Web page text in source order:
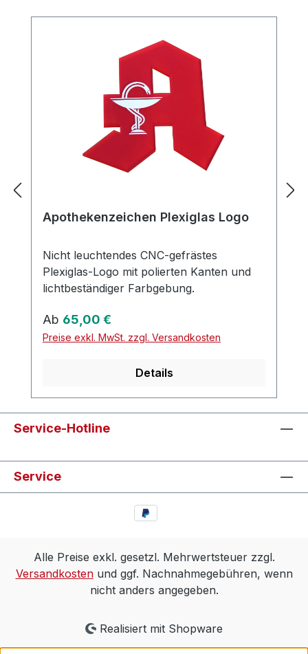
Apothekenzeichen Plexiglas Logo
Nicht leuchtendes CNC-gefrästes
Plexiglas-Logo mit polierten Kanten und
lichtbeständiger Farbgebung.
Regulärer Preis:
Ab 65,00 €
Preise exkl. MwSt. zzgl. Versandkosten
Details
Service-Hotline
Service
Alle Preise exkl. gesetzl. Mehrwertsteuer zzgl.
Versandkostenund ggf. Nachnahmegebühren, wenn
nicht anders angegeben.
Realisiert mit Shopware